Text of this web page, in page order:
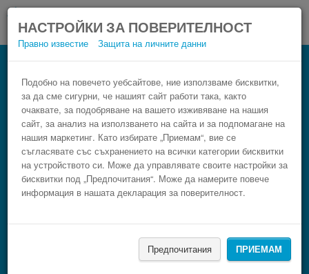
НАСТРОЙКИ ЗА ПОВЕРИТЕЛНОСТ
Правно известие Защита на личните данни
Подобно на повечето уебсайтове, ние използваме бисквитки,
за да сме сигурни, че нашият сайт работи така, както
очаквате, за подобряване на вашето изживяване на нашия
сайт, за анализ на използването на сайта и за подпомагане на
нашия маркетинг. Като избирате „Приемам“, вие се
съгласявате със съхранението на всички категории бисквитки
на устройството си. Може да управлявате своите настройки за
бисквитки под „Предпочитания“. Може да намерите повече
информация в нашата декларация за поверителност.
Предпочитания ПРИЕМАМ
Автобус Bagnères-de-Luchon Benasque
Резервирай изгоден автобусен билет само в 3
стъпки.
НАМЕРИ
Търсене на настаняване с Booking.com